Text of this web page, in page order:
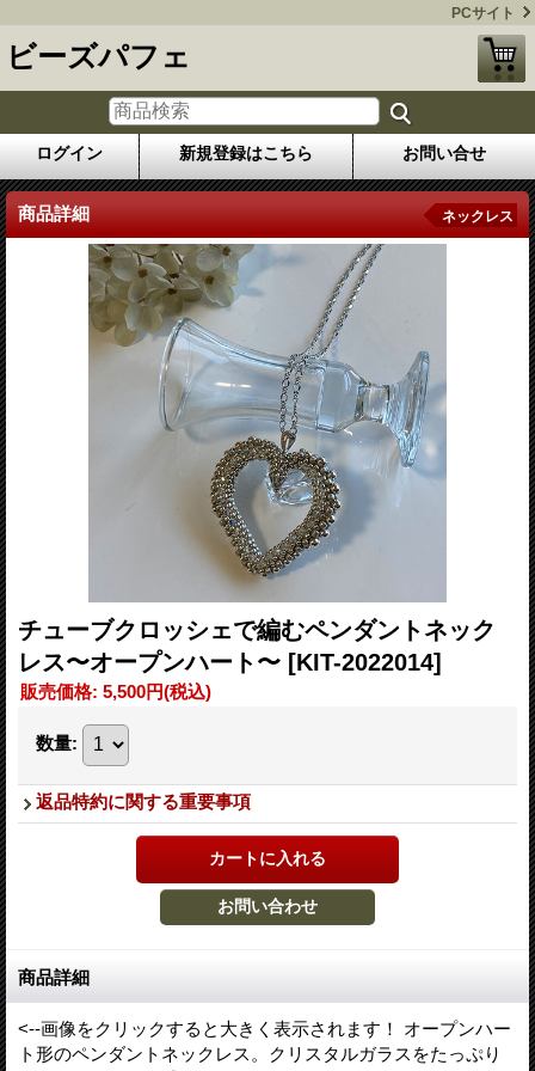
PCサイト
ビーズパフェ
ログイン 新規登録はこちら お問い合せ
商品詳細 ネックレス
チューブクロッシェで編むペンダントネック
レス〜オープンハート〜 [KIT-2022014]
販売価格: 5,500円(税込)
数量:
返品特約に関する重要事項
商品詳細
<--画像をクリックすると大きく表示されます！ オープンハー
ト形のペンダントネックレス。クリスタルガラスをたっぷり